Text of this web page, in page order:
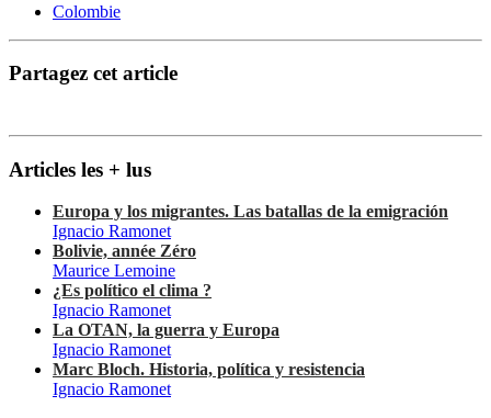
Colombie
Partagez cet article
Articles les + lus
Europa y los migrantes. Las batallas de la emigración
Ignacio Ramonet
Bolivie, année Zéro
Maurice Lemoine
¿Es político el clima ?
Ignacio Ramonet
La OTAN, la guerra y Europa
Ignacio Ramonet
Marc Bloch. Historia, política y resistencia
Ignacio Ramonet